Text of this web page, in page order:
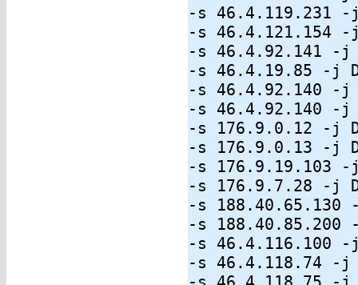
-s 46.4.119.231 -j
-s 46.4.121.154 -j
-s 46.4.92.141 -j
-s 46.4.19.85 -j
-s 46.4.92.140 -j
-s 46.4.92.140 -j
-s 176.9.0.12 -j
-s 176.9.0.13 -j
-s 176.9.19.103 -j
-s 176.9.7.28 -j
-s 188.40.65.130 -
-s 188.40.85.200 -
-s 46.4.116.100 -j
-s 46.4.118.74 -j